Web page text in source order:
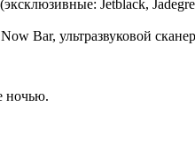
Jetblack,
Bar, ультразвуковой
ночью.